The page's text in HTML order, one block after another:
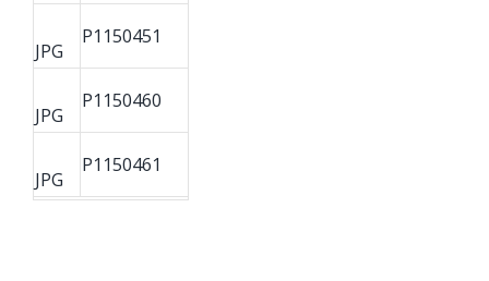
JPG
P1150451
JPG
P1150460
JPG
P1150461